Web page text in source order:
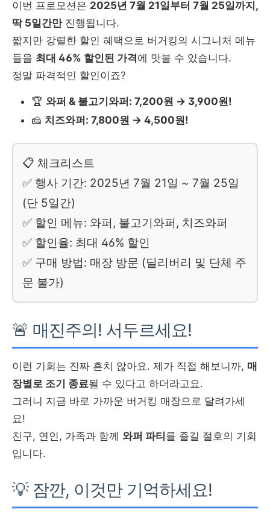
이번 프로모션은 2025년 7월 21일부터 7월 25일까지,
딱 5일간만진행됩니다.
짧지만 강렬한 할인 혜택으로 버거킹의 시그니처 메뉴
들을 최대 46% 할인된 가격에 맛볼 수 있습니다.
정말 파격적인 할인이죠?
🏆 와퍼 & 불고기와퍼: 7,200원 → 3,900원!
🧀 치즈와퍼: 7,800원 → 4,500원!
📋 체크리스트
✅ 행사 기간: 2025년 7월 21일 ~ 7월 25일
(단 5일간)
✅ 할인 메뉴: 와퍼, 불고기와퍼, 치즈와퍼
✅ 할인율: 최대 46% 할인
✅ 구매 방법: 매장 방문 (딜리버리 및 단체 주
문 불가)
🚨 매진주의! 서두르세요!
이런 기회는 진짜 흔치 않아요. 제가 직접 해보니까, 매
장별로 조기 종료될 수 있다고 하더라고요.
그러니 지금 바로 가까운 버거킹 매장으로 달려가세
요!
친구, 연인, 가족과 함께 와퍼 파티 를 즐길 절호의 기회
입니다.
💡 잠깐, 이것만 기억하세요!